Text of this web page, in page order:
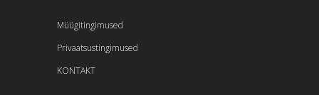
Müügitingimused
Privaatsustingimused
KONTAKT